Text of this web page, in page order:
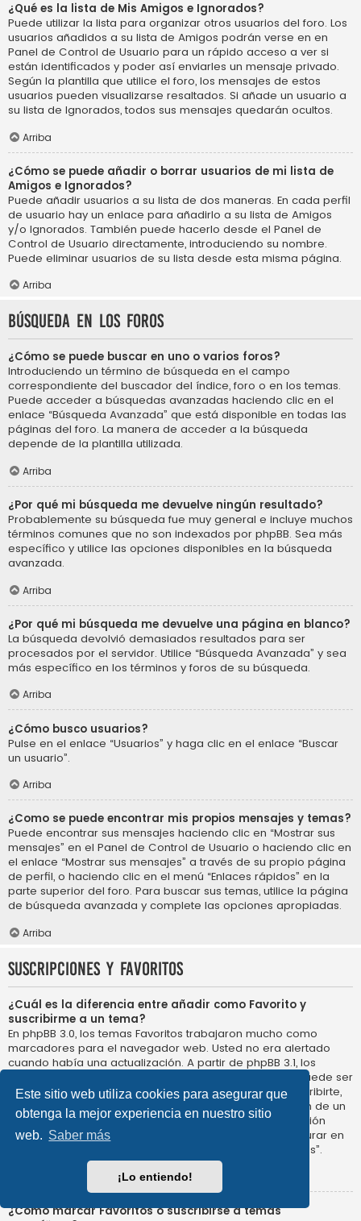
Este sitio web utiliza cookies para asegurar que
obtenga la mejor experiencia en nuestro sitio
web. Saber más
¡Lo entiendo!
¿Qué es la lista de Mis Amigos e Ignorados?
Puede utilizar la lista para organizar otros usuarios del foro. Los
usuarios añadidos a su lista de Amigos podrán verse en en
Panel de Control de Usuario para un rápido acceso a ver si
están identificados y poder así enviarles un mensaje privado.
Según la plantilla que utilice el foro, los mensajes de estos
usuarios pueden visualizarse resaltados. Si añade un usuario a
su lista de Ignorados, todos sus mensajes quedarán ocultos.
Arriba
¿Cómo se puede añadir o borrar usuarios de mi lista de
Amigos e Ignorados?
Puede añadir usuarios a su lista de dos maneras. En cada perfil
de usuario hay un enlace para añadirlo a su lista de Amigos
y/o Ignorados. También puede hacerlo desde el Panel de
Control de Usuario directamente, introduciendo su nombre.
Puede eliminar usuarios de su lista desde esta misma página.
Arriba
Búsqueda en los foros
¿Cómo se puede buscar en uno o varios foros?
Introduciendo un término de búsqueda en el campo
correspondiente del buscador del índice, foro o en los temas.
Puede acceder a búsquedas avanzadas haciendo clic en el
enlace “Búsqueda Avanzada” que está disponible en todas las
páginas del foro. La manera de acceder a la búsqueda
depende de la plantilla utilizada.
Arriba
¿Por qué mi búsqueda me devuelve ningún resultado?
Probablemente su búsqueda fue muy general e incluye muchos
términos comunes que no son indexados por phpBB. Sea más
específico y utilice las opciones disponibles en la búsqueda
avanzada.
Arriba
¿Por qué mi búsqueda me devuelve una página en blanco?
La búsqueda devolvió demasiados resultados para ser
procesados por el servidor. Utilice “Búsqueda Avanzada” y sea
más específico en los términos y foros de su búsqueda.
Arriba
¿Cómo busco usuarios?
Pulse en el enlace “Usuarios” y haga clic en el enlace “Buscar
un usuario”.
Arriba
¿Como se puede encontrar mis propios mensajes y temas?
Puede encontrar sus mensajes haciendo clic en “Mostrar sus
mensajes” en el Panel de Control de Usuario o haciendo clic en
el enlace “Mostrar sus mensajes” a través de su propio página
de perfil, o haciendo clic en el menú “Enlaces rápidos” en la
parte superior del foro. Para buscar sus temas, utilice la página
de búsqueda avanzada y complete las opciones apropiadas.
Arriba
Suscripciones y Favoritos
¿Cuál es la diferencia entre añadir como Favorito y
suscribirme a un tema?
En phpBB 3.0, los temas Favoritos trabajaron mucho como
marcadores para el navegador web. Usted no era alertado
cuando había una actualización. A partir de phpBB 3.1, los
Favoritos son más como suscribirse a un tema. Usted puede ser
notificado cuando un tema Favorito se actualiza. Al suscribirte,
sin embargo, se le avisará de que hay una actualización de un
tema, o foro en el propio foro. Las opciones de notificación
para los Favoritos y las suscripciones se pueden configurar en
el Panel de Control de Usuario, en “Preferencias de Foros”.
¿Cómo marcar Favoritos o suscribirse a temas